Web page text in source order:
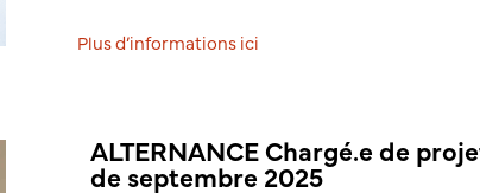
Plus d’informations ici
ALTERNANCE Chargé.e de
de septembre 2025